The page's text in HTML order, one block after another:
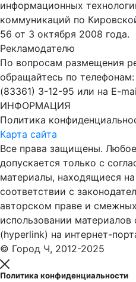
информационных
коммуникаций по
56 от 3 октября 2008 года.
Рекламодателю
По вопросам размещения
обращайтесь по
(83361) 3-12-95 или на E-
ИНФОРМАЦИЯ
Политика
Карта сайта
Все права защищены.
допускается только с
материалы, находящиеся
соответствии с
авторском праве и
использовании материалов
(hyperlink) на интернет-
© Город Ч, 2012-2025
Политика конфиденциальности